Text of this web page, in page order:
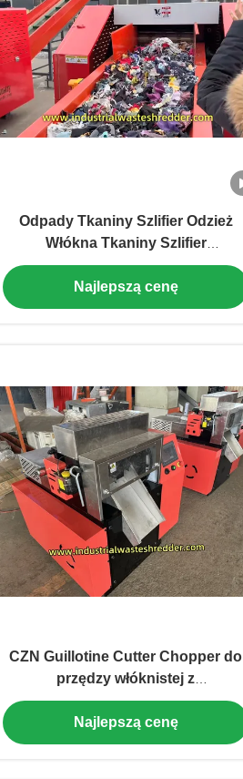
Odpady Tkaniny Szlifier Odzież
Włókna Tkaniny Szlifier
Oszczędność energii Łopatki
obrotowe Szlifier
Najlepszą cenę
CZN Guillotine Cutter Chopper do
przędzy włóknistej z
dostosowanym rozrzutem
Najlepszą cenę